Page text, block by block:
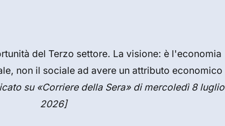
del Terzo settore. La visione: è l'economia
non il sociale ad avere un attributo economico
su «Corriere della Sera» di mercoledì 8 luglio
2026]